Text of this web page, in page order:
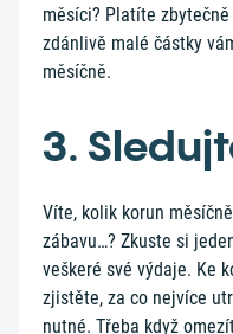
měsíci? Platíte zbytečně
zdánlivě malé částky
měsíčně.
3.
Víte, kolik korun
zábavu…? Zkuste si
veškeré své výdaje. Ke
zjistěte, za co nejvíce
nutné. Třeba když